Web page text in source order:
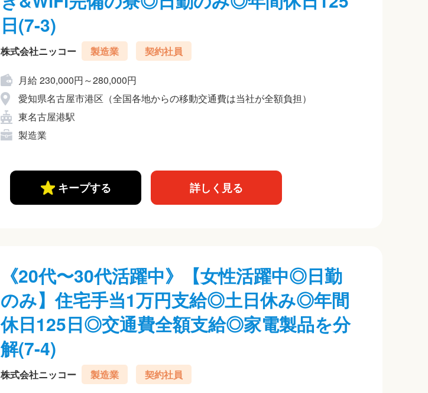
日(7-3)
株式会社ニッコー 製造業 契約社員
月給 230,000円～280,000円
愛知県名古屋市港区（全国各地からの移動交通費は当社が全額負担）
東名古屋港駅
製造業
キープする 詳しく見る
《20代〜30代活躍中》【女性活躍中◎日勤
のみ】住宅手当1万円支給◎土日休み◎年間
休日125日◎交通費全額支給◎家電製品を分
解(7-4)
株式会社ニッコー 製造業 契約社員